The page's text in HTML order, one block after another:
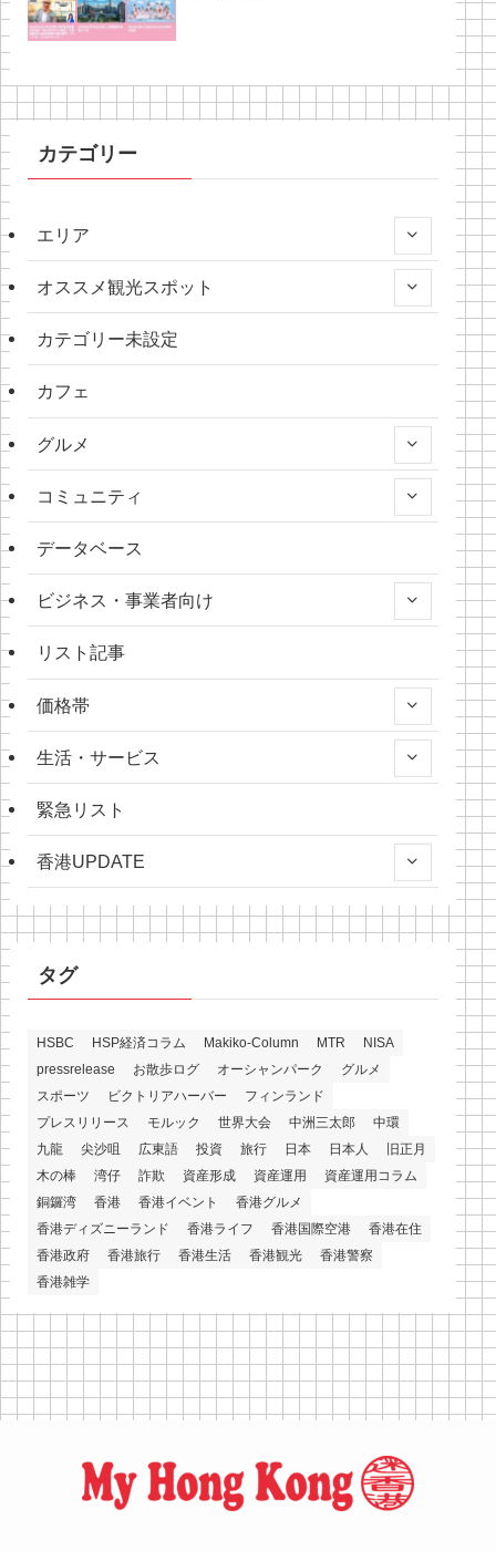
カテゴリー
エリア
オススメ観光スポット
カテゴリー未設定
カフェ
グルメ
コミュニティ
データベース
ビジネス・事業者向け
リスト記事
価格帯
生活・サービス
緊急リスト
香港UPDATE
タグ
HSBC HSP経済コラム Makiko-Column MTR
NISA
pressrelease
お散歩ログ オーシャンパーク
グルメ
スポーツ
ビクトリアハーバー
フィンランド
プレスリリース
モルック 世界大会 中洲三太郎
中環
九龍
尖沙咀 広東語 投資 旅行 日本 日本人
旧正月
木の棒
湾仔 詐欺 資産形成 資産運用
資産運用コラム
銅鑼湾
香港 香港イベント
香港グルメ
香港ディズニーランド
香港ライフ 香港国際空港
香港在住
香港政府
香港旅行 香港生活 香港観光
香港警察
香港雑学